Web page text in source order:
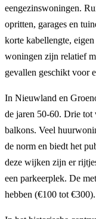
eengezinswoningen.
opritten, garages en
korte kabellengte,
woningen zijn relatief
gevallen geschikt voor
In Nieuwland en
de jaren 50-60. Drie tot
balkons. Veel
de norm en biedt het
deze wijken zijn er
een parkeerplek. De
hebben (€100 tot